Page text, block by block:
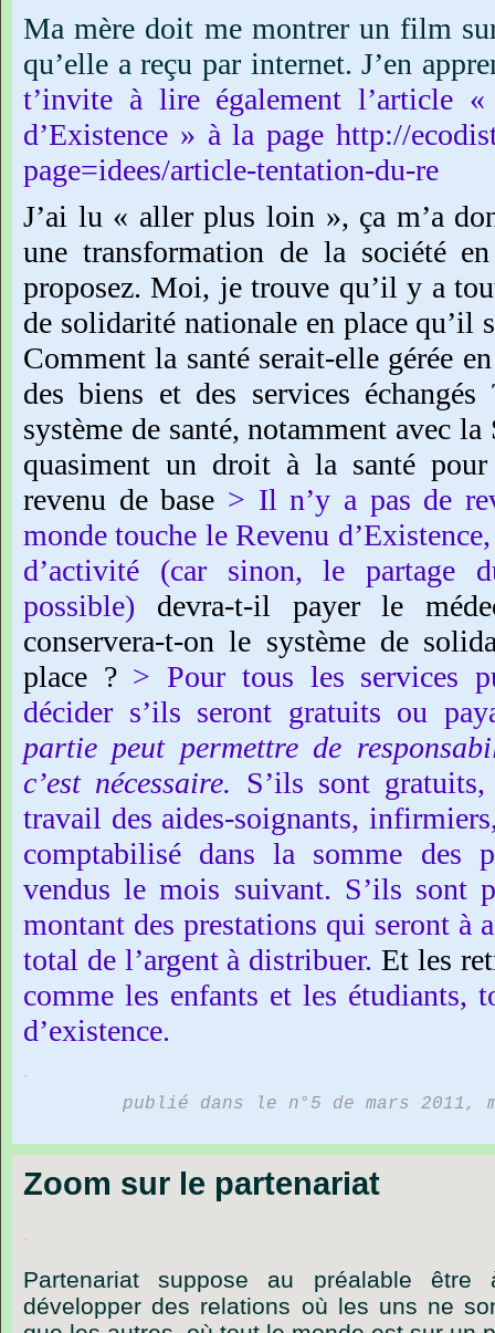
Ma mère doit me montrer un film
qu’elle a reçu par internet. J’en
t’invite à lire également l’article «
d’Existence » à la page http://
page=idees/article-tentation-du-re
J’ai lu « aller plus loin », ça m’a
une transformation de la société en
proposez. Moi, je trouve qu’il y a
de solidarité nationale en place qu’il
Comment la santé serait-elle gérée en
des biens et des services échangés
système de santé, notamment avec la
quasiment un droit à la santé pour
revenu de base > Il n’y a pas de
monde touche le Revenu d’Existence,
d’activité
(car sinon, le partage
possible)
devra-t-il payer le
conservera-t-on le système de
place ? > Pour tous les services
décider s’ils seront gratuits ou
partie peut permettre de
c’est nécessaire. S’ils sont gratuits,
travail des aides-soignants,
comptabilisé dans la somme des
vendus le mois suivant. S’ils sont
montant des prestations qui seront à
total de l’argent à distribuer. Et les
comme les enfants et les étudiants,
d’existence.
.
publié dans le n°5 de mars 2011,
Zoom sur le partenariat
.
Partenariat suppose au préalable être
développer des relations où les uns ne